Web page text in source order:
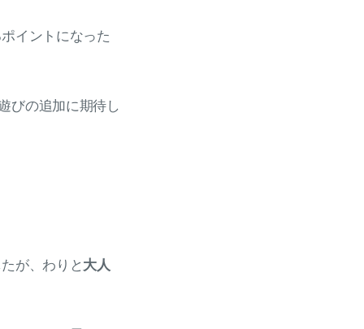
イントになった
びの追加に期待し
が、わりと大人